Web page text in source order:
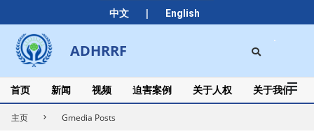
中文 | English
to
content
ADHRRF
Secondary
Navigation
Menu
首页 新闻 视频 迫害案例 关于人权 关于我们
主页 Gmedia Posts